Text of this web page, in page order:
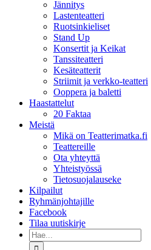
Jännitys
Lastenteatteri
Ruotsinkieliset
Stand Up
Konsertit ja Keikat
Tanssiteatteri
Kesäteatterit
Striimit ja verkko-teatteri
Ooppera ja baletti
Haastattelut
20 Faktaa
Meistä
Mikä on Teatterimatka.fi
Teattereille
Ota yhteyttä
Yhteistyössä
Tietosuojalauseke
Kilpailut
Ryhmänjohtajille
Facebook
Tilaa uutiskirje
Etsi
...